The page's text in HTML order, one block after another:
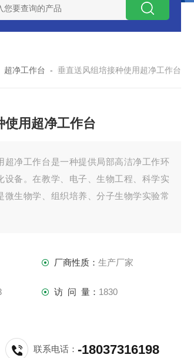
马弗炉 实验室小型高温马弗炉 陶瓷纤维
超净工作台 - 垂直送风组培接种使用超净工作台
使用超净工作台
超净工作台是一种提供局部高洁净工作环
设备。在教学、电子、生物工程、科学实
微生物学、组织培养、分子生物学实验常
厂商性质： 生产厂家
访 问 量： 1830
联系电话：-18037316198